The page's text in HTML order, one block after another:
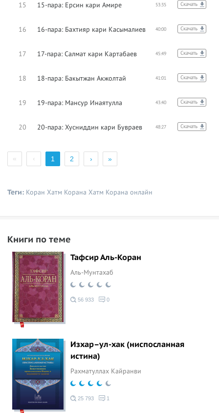
Скачать
53:35
15 15-пара: Ерсин кари Амире
Скачать
40:00
16 16-пара: Бахтияр кари Касымалиев
Скачать
45:49
17 17-пара: Салмат кари Картабаев
Скачать
41:01
18 18-пара: Бакытжан Акжолтай
Скачать
43:40
19 19-пара: Мансур Инаятулла
Скачать
48:27
20 20-пара: Хусниддин кари Бувраев
« ‹ 1 2 › »
Теги: Коран Хатм Корана Хатм Корана онлайн
Книги по теме
Тафсир Аль-Коран
Аль-Мунтахаб
56 933 0
Изхар–ул-хак (ниспосланная
истина)
Рахматуллах Кайранви
25 793 1